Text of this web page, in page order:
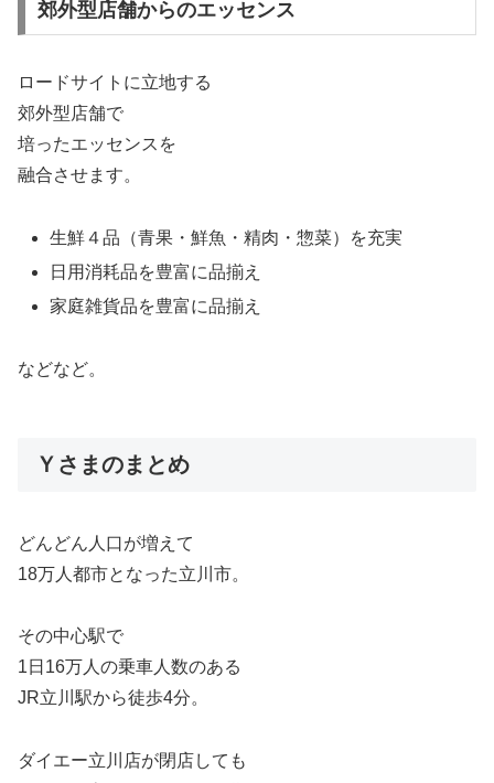
郊外型店舗からのエッセンス
ロードサイトに立地する
郊外型店舗で
培ったエッセンスを
融合させます。
生鮮４品（青果・鮮魚・精肉・惣菜）を充実
日用消耗品を豊富に品揃え
家庭雑貨品を豊富に品揃え
などなど。
Ｙさまのまとめ
どんどん人口が増えて
18万人都市となった立川市。
その中心駅で
1日16万人の乗車人数のある
JR立川駅から徒歩4分。
ダイエー立川店が閉店しても